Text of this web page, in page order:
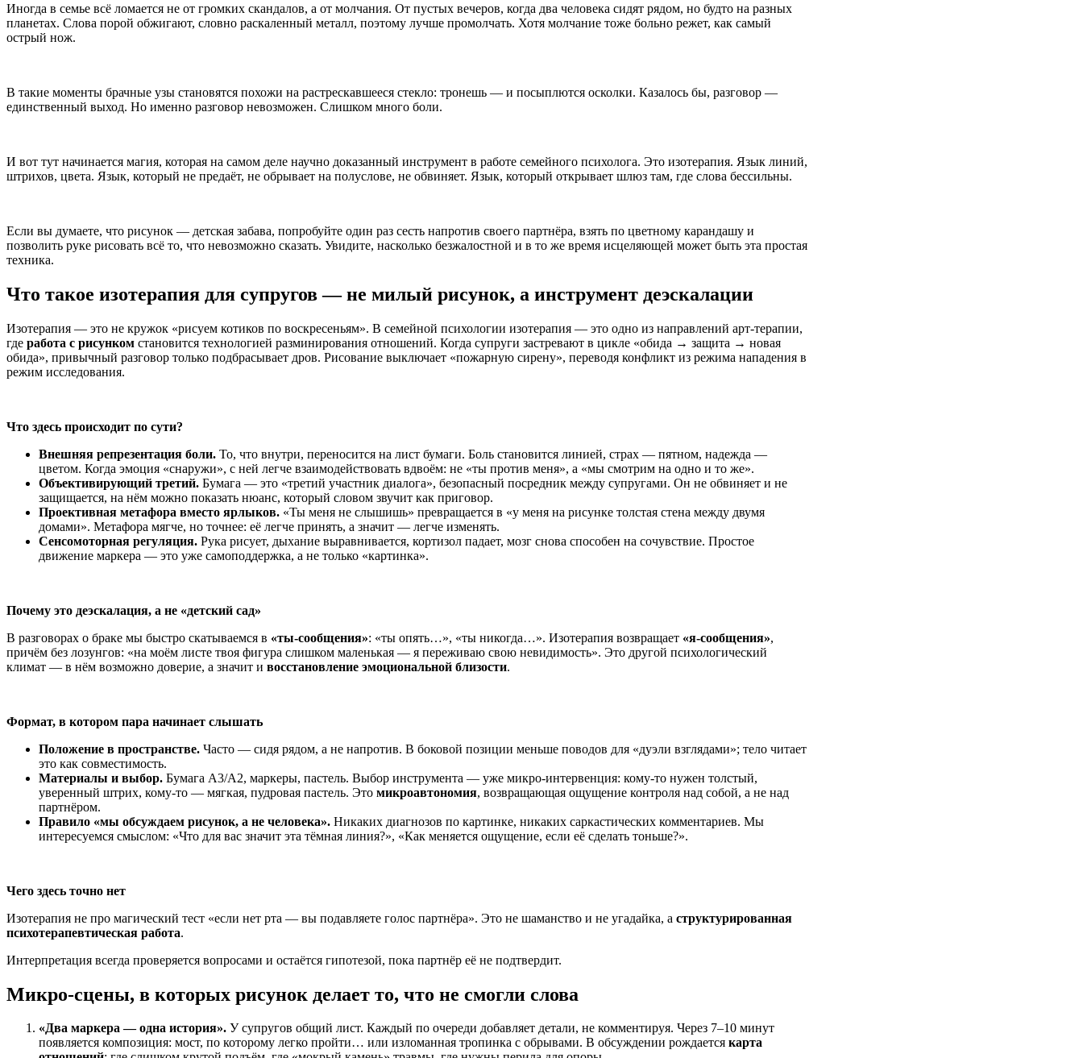
Иногда в семье всё ломается не от громких скандалов, а от молчания. От пустых вечеров, когда два человека сидят рядом, но будто на разных
планетах. Слова порой обжигают, словно раскаленный металл, поэтому лучше промолчать. Хотя молчание тоже больно режет, как самый
острый нож.
В такие моменты брачные узы становятся похожи на растрескавшееся стекло: тронешь — и посыплются осколки. Казалось бы, разговор —
единственный выход. Но именно разговор невозможен. Слишком много боли.
И вот тут начинается магия, которая на самом деле научно доказанный инструмент в работе семейного психолога. Это изотерапия. Язык линий,
штрихов, цвета. Язык, который не предаёт, не обрывает на полуслове, не обвиняет. Язык, который открывает шлюз там, где слова бессильны.
Если вы думаете, что рисунок — детская забава, попробуйте один раз сесть напротив своего партнёра, взять по цветному карандашу и
позволить руке рисовать всё то, что невозможно сказать. Увидите, насколько безжалостной и в то же время исцеляющей может быть эта простая
техника.
Что такое изотерапия для супругов — не милый рисунок, а инструмент деэскалации
Изотерапия — это не кружок «рисуем котиков по воскресеньям». В семейной психологии изотерапия — это одно из направлений арт-терапии,
где работа с рисунком становится технологией разминирования отношений. Когда супруги застревают в цикле «обида → защита → новая
обида», привычный разговор только подбрасывает дров. Рисование выключает «пожарную сирену», переводя конфликт из режима нападения в
режим исследования.
Что здесь происходит по сути?
Внешняя репрезентация боли. То, что внутри, переносится на лист бумаги. Боль становится линией, страх — пятном, надежда —
цветом. Когда эмоция «снаружи», с ней легче взаимодействовать вдвоём: не «ты против меня», а «мы смотрим на одно и то же».
Объективирующий третий. Бумага — это «третий участник диалога», безопасный посредник между супругами. Он не обвиняет и не
защищается, на нём можно показать нюанс, который словом звучит как приговор.
Проективная метафора вместо ярлыков. «Ты меня не слышишь» превращается в «у меня на рисунке толстая стена между двумя
домами». Метафора мягче, но точнее: её легче принять, а значит — легче изменять.
Сенсомоторная регуляция. Рука рисует, дыхание выравнивается, кортизол падает, мозг снова способен на сочувствие. Простое
движение маркера — это уже самоподдержка, а не только «картинка».
Почему это деэскалация, а не «детский сад»
В разговорах о браке мы быстро скатываемся в «ты-сообщения»: «ты опять…», «ты никогда…». Изотерапия возвращает «я-сообщения»,
причём без лозунгов: «на моём листе твоя фигура слишком маленькая — я переживаю свою невидимость». Это другой психологический
климат — в нём возможно доверие, а значит и восстановление эмоциональной близости.
Формат, в котором пара начинает слышать
Положение в пространстве. Часто — сидя рядом, а не напротив. В боковой позиции меньше поводов для «дуэли взглядами»; тело читает
это как совместимость.
Материалы и выбор. Бумага А3/А2, маркеры, пастель. Выбор инструмента — уже микро-интервенция: кому-то нужен толстый,
уверенный штрих, кому-то — мягкая, пудровая пастель. Это микроавтономия, возвращающая ощущение контроля над собой, а не над
партнёром.
Правило «мы обсуждаем рисунок, а не человека». Никаких диагнозов по картинке, никаких саркастических комментариев. Мы
интересуемся смыслом: «Что для вас значит эта тёмная линия?», «Как меняется ощущение, если её сделать тоньше?».
Чего здесь точно нет
Изотерапия не про магический тест «если нет рта — вы подавляете голос партнёра». Это не шаманство и не угадайка, а структурированная
психотерапевтическая работа.
Интерпретация всегда проверяется вопросами и остаётся гипотезой, пока партнёр её не подтвердит.
Микро-сцены, в которых рисунок делает то, что не смогли слова
«Два маркера — одна история». У супругов общий лист. Каждый по очереди добавляет детали, не комментируя. Через 7–10 минут
появляется композиция: мост, по которому легко пройти… или изломанная тропинка с обрывами. В обсуждении рождается карта